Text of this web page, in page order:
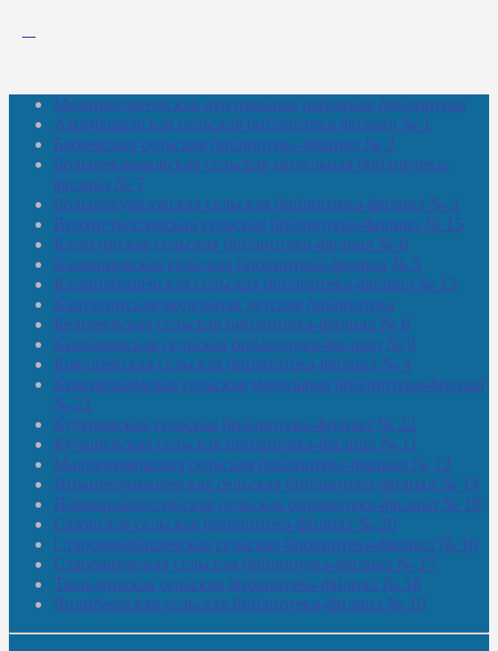
Межпоселенческая центральная районная библиотека
Амзибашевская сельская библиотека-филиал № 1
Бабаевская сельская библиотека-филиал № 2
Большекачаковская сельская модельная библиотека-
филиал № 7
Большекуразовская сельская библиотека-филиал № 3
Верхнетыхтемская сельская библиотека-филиал № 15
Калегинская сельская библиотека-филиал № 6
Калмашевская сельская библиотека-филиал № 5
Калмиябашевская сельская библиотека-филиал № 13
Калтасинская модельная детская библиотека
Кельтеевская сельская библиотека-филиал № 8
Киебаковская сельская библиотека-филиал № 9
Кокушевская сельская библиотека-филиал № 4
Краснохолмская сельская модельная библиотека-филиал
№ 21
Кутеремская сельская библиотека-филиал № 22
Кучашевская сельская библиотека-филиал № 11
Малокачаковская сельская библиотека-филиал № 12
Нижнекачмашевская сельская библиотека-филиал № 14
Новокильбахтинская сельская библиотека-филиал № 19
Сазовская сельская библиотека-филиал № 20
Староорьебашевская сельская библиотека-филиал № 16
Старояшевская сельская библиотека-филиал № 17
Тюльдинская сельская библиотека-филиал № 18
Чилибеевская сельская библиотека-филиал № 10